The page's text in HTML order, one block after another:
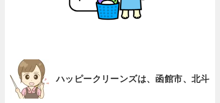
ハッピークリーンズは、函館市、北斗